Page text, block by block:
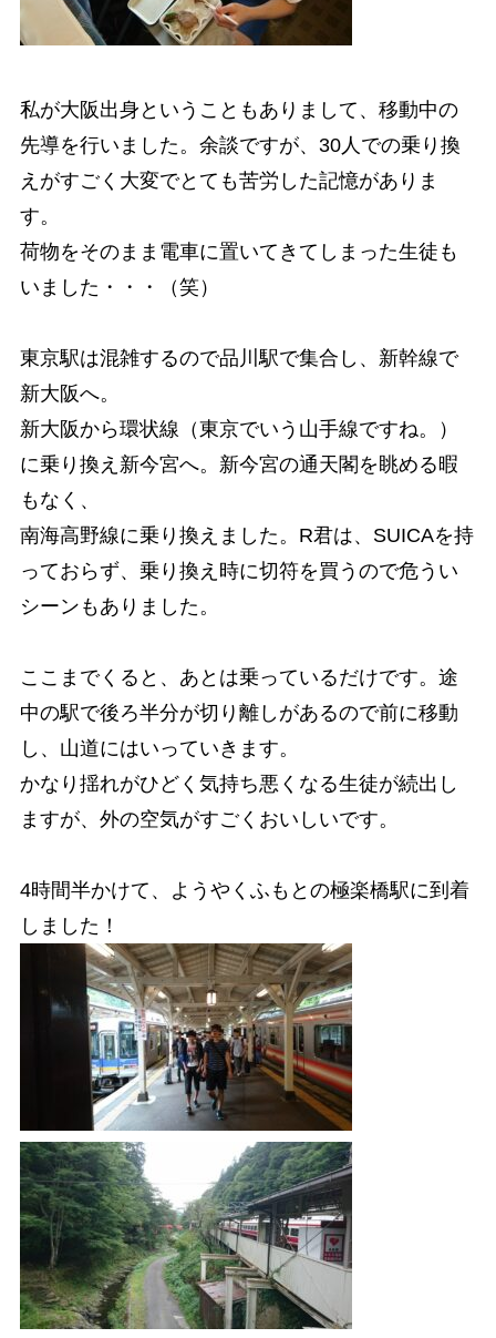
私が大阪出身ということもありまして、移動中の
先導を行いました。余談ですが、30人での乗り換
えがすごく大変でとても苦労した記憶がありま
す。
荷物をそのまま電車に置いてきてしまった生徒も
いました・・・（笑）
東京駅は混雑するので品川駅で集合し、新幹線で
新大阪へ。
新大阪から環状線（東京でいう山手線ですね。）
に乗り換え新今宮へ。新今宮の通天閣を眺める暇
もなく、
南海高野線に乗り換えました。R君は、SUICAを持
っておらず、乗り換え時に切符を買うので危うい
シーンもありました。
ここまでくると、あとは乗っているだけです。途
中の駅で後ろ半分が切り離しがあるので前に移動
し、山道にはいっていきます。
かなり揺れがひどく気持ち悪くなる生徒が続出し
ますが、外の空気がすごくおいしいです。
4時間半かけて、ようやくふもとの極楽橋駅に到着
しました！